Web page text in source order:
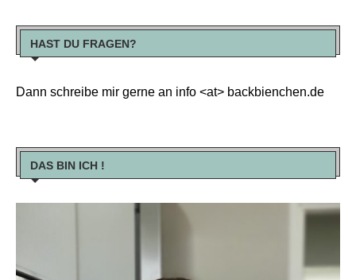
HAST DU FRAGEN?
Dann schreibe mir gerne an info <at> backbienchen.de
DAS BIN ICH !